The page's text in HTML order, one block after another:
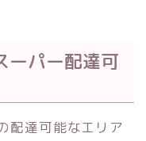
ーパー配達可
配達可能なエリア